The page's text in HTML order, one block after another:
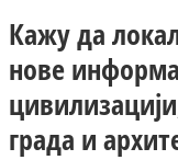
Кажу да
нове
града и